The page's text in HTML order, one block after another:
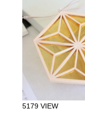
5179 VIEW